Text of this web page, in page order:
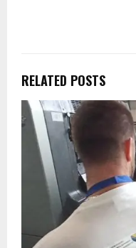
RELATED POSTS